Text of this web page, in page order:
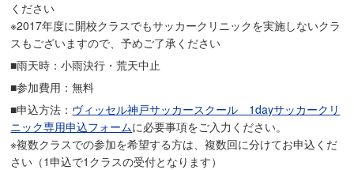
ください
※2017年度に開校クラスでもサッカークリニックを実施しないクラ
スもございますので、予めご了承ください
■雨天時：小雨決行・荒天中止
■参加費用：無料
■申込方法： ヴィッセル神戸サッカースクール 1dayサッカークリ
ニック専用申込フォームに必要事項をご入力ください。
※複数クラスでの参加を希望する方は、複数回に分けてお申込くだ
さい（1申込で1クラスの受付となります）